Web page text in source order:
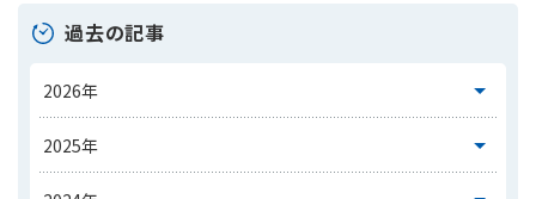
過去の記事